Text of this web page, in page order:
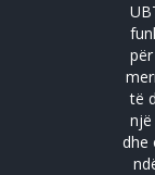
të
një
dhe